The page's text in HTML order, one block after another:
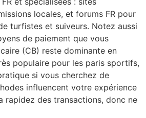
locales, et forums FR pour
turfistes et suiveurs. Notez aussi
de paiement que vous
(CB) reste dominante en
populaire pour les paris sportifs,
si vous cherchez de
influencent votre expérience
rapidez des transactions, donc ne